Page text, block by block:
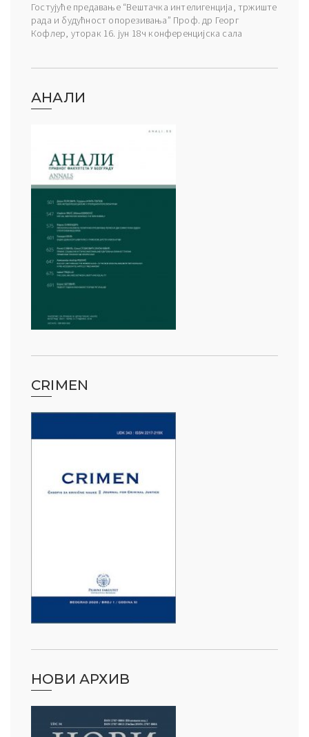
Гостујуће предавање “Вештачка интелигенција, тржиште
рада и будућност опорезивања” Проф. др Георг
Кофлер, уторак 16. јун 18ч конференцијска сала
АНАЛИ
CRIMEN
НОВИ АРХИВ